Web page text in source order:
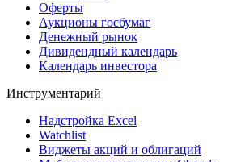
Оферты
Аукционы госбумаг
Денежный рынок
Дивидендный календарь
Календарь инвестора
Инструментарий
Надстройка Excel
Watchlist
Виджеты акций и облигаций